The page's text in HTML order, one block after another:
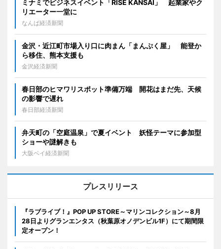
ミナミでビジネスイベント「RISE KANSAI」 起業家やク
リエーター一堂に
なんば経済新聞
金沢・近江町市場入り口に肉まん「まんぷく屋」 能登か
ら移住、熊本支援も
金沢経済新聞
春日部のヒマワリスポット準備万端 開花はまだ先、天候
の影響で遅れ
春日部経済新聞
弁天町の「空庭温泉」で夏イベント 妖怪テーマに参加型
ショーや謎解きも
大阪ベイ経済新聞
プレスリリース
『ラブライブ！』POP UP STORE～マリンコレクション～8月
28日よりグランエンタス（秋葉原オノデンビル1F）にて期間限
定オープン！